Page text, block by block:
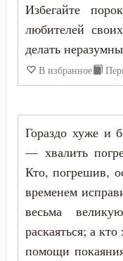
Душа
Еда
Ересь
Женщина
Жизнь вечная
Иоанн Кассиан
Иоанн
Иосиф
Ириней Лионский
Исаак Сирин
Исидор Пелусиот
Избегайте
любителей
делать
В избранное
Гораздо хуже и
— хвалить
Кто, погрешив,
временем
весьма
раскаяться; а
помощи